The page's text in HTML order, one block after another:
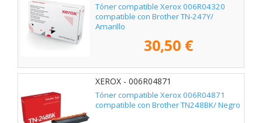
Tóner compatible Xerox 006R04320
compatible con Brother TN-247Y/
Amarillo
30,50 €
XEROX - 006R04871
Tóner compatible Xerox 006R04871
compatible con Brother TN248BK/ Negro